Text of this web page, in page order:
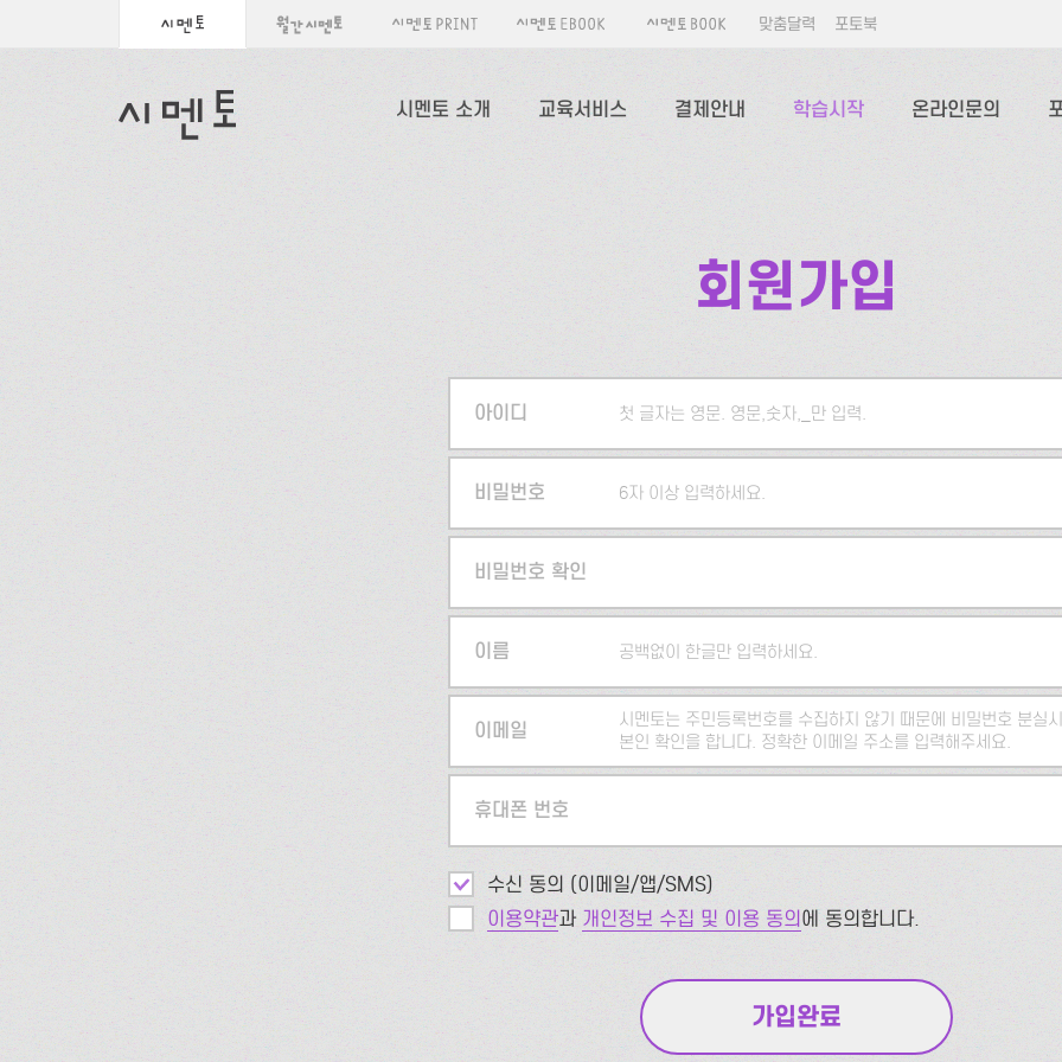
맞춤달력 포토북
시멘토 소개 교육서비스 결제안내 학습시작 온라인문의
회원가입
아이디 첫 글자는 영문. 영문,숫자,_만 입력.
5자 이상 입력하세요.
비밀번호 6자 이상 입력하세요.
비밀번호 확인
이름 공백없이 한글만 입력하세요.
이메일
시멘토는 주민등록번호를 수집하지 않기 때문에 비밀번호 분실
본인 확인을 합니다. 정확한 이메일 주소를 입력해주세요.
휴대폰 번호
수신 동의 (이메일/앱/SMS)
이용약관과 개인정보 수집 및 이용 동의에 동의합니다.